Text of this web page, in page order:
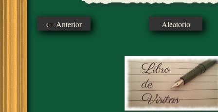
← Anterior Aleatorio